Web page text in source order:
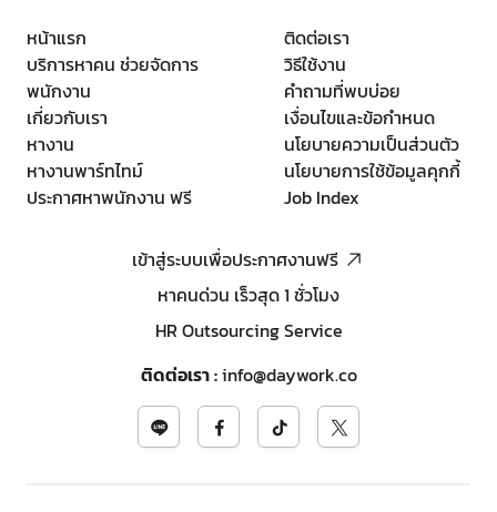
หน้าแรก
บริการหาคน ช่วยจัดการ
พนักงาน
เกี่ยวกับเรา
หางาน
หางานพาร์ทไทม์
ประกาศหาพนักงาน ฟรี
ติดต่อเรา
วิธีใช้งาน
คำถามที่พบบ่อย
เงื่อนไขและข้อกำหนด
นโยบายความเป็นส่วนตัว
นโยบายการใช้ข้อมูลคุกกี้
Job Index
เข้าสู่ระบบเพื่อประกาศงานฟรี
หาคนด่วน เร็วสุด 1 ชั่วโมง
HR Outsourcing Service
ติดต่อเรา:info@daywork.co